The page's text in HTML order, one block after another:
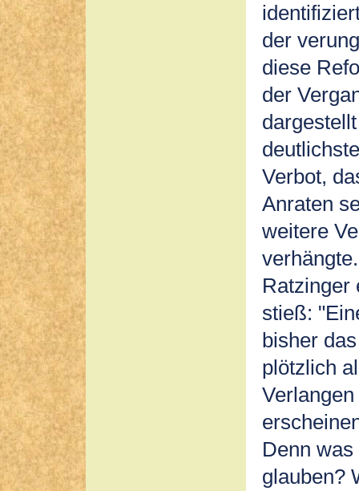
der
diese
der
Verbot,
Anraten
weitere
Ratzinger
stieß:
bisher
plötzlich
Denn
glauben?